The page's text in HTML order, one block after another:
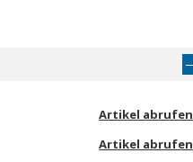
Artikel abrufen
Artikel abrufen